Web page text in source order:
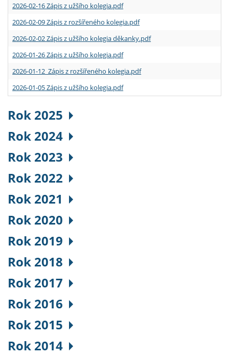
2026-02-16 Zápis z užšího kolegia.pdf
2026-02-09 Zápis z rozšířeného kolegia.pdf
2026-02-02 Zápis z užšího kolegia děkanky.pdf
2026-01-26 Zápis z užšího kolegia.pdf
2026-01-12 Zápis z rozšířeného kolegia.pdf
2026-01-05 Zápis z užšího kolegia.pdf
Rok 2025
Rok 2024
Rok 2023
Rok 2022
Rok 2021
Rok 2020
Rok 2019
Rok 2018
Rok 2017
Rok 2016
Rok 2015
Rok 2014